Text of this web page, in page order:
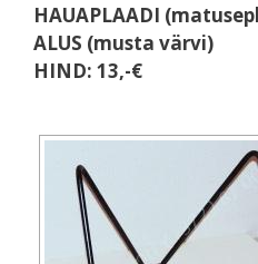
HAUAPLAADI
ALUS (musta värvi)
HIND: 13,-€